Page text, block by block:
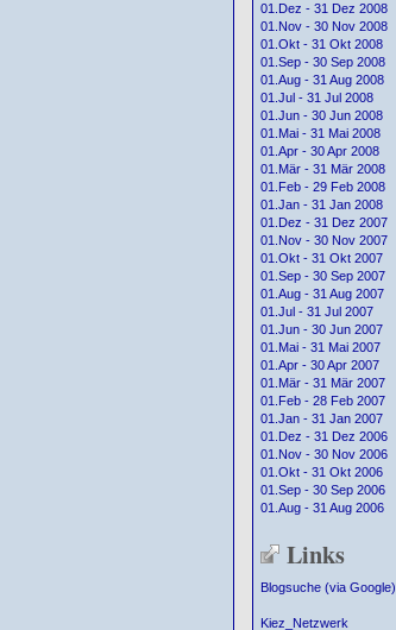
01.Dez - 31 Dez 2008
01.Nov - 30 Nov 2008
01.Okt - 31 Okt 2008
01.Sep - 30 Sep 2008
01.Aug - 31 Aug 2008
01.Jul - 31 Jul 2008
01.Jun - 30 Jun 2008
01.Mai - 31 Mai 2008
01.Apr - 30 Apr 2008
01.Mär - 31 Mär 2008
01.Feb - 29 Feb 2008
01.Jan - 31 Jan 2008
01.Dez - 31 Dez 2007
01.Nov - 30 Nov 2007
01.Okt - 31 Okt 2007
01.Sep - 30 Sep 2007
01.Aug - 31 Aug 2007
01.Jul - 31 Jul 2007
01.Jun - 30 Jun 2007
01.Mai - 31 Mai 2007
01.Apr - 30 Apr 2007
01.Mär - 31 Mär 2007
01.Feb - 28 Feb 2007
01.Jan - 31 Jan 2007
01.Dez - 31 Dez 2006
01.Nov - 30 Nov 2006
01.Okt - 31 Okt 2006
01.Sep - 30 Sep 2006
01.Aug - 31 Aug 2006
Links
Blogsuche (via Google)
Kiez_Netzwerk